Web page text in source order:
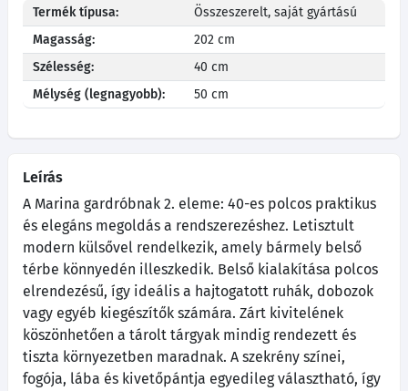
Termék típusa:
Összeszerelt, saját gyártású
Magasság:
202 cm
Szélesség:
40 cm
Mélység (legnagyobb):
50 cm
Leírás
A Marina gardróbnak 2. eleme: 40-es polcos praktikus
és elegáns megoldás a rendszerezéshez. Letisztult
modern külsővel rendelkezik, amely bármely belső
térbe könnyedén illeszkedik. Belső kialakítása polcos
elrendezésű, így ideális a hajtogatott ruhák, dobozok
vagy egyéb kiegészítők számára. Zárt kivitelének
köszönhetően a tárolt tárgyak mindig rendezett és
tiszta környezetben maradnak. A szekrény színei,
fogója, lába és kivetőpántja egyedileg választható, így